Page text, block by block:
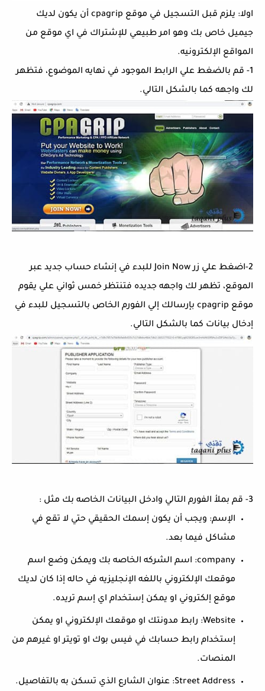
اولا: يلزم قبل التسجيل في موقع cpagrip أن يكون لديك
جيميل خاص بك وهو امر طبيعي للإشتراك في اي موقع من
المواقع الإلكترونيه.
1- قم بالضغط علي الرابط الموجود في نهايه الموضوع، فتظهر
لك واجهه كما بالشكل التالي.
2-اضغط علي زر Join Now للبدء في إنشاء حساب جديد عبر
الموقع، تظهر لك واجهه جديده فتنتظر خمس ثواني علي يقوم
موقع cpagrip بإرسالك إلي الفورم الخاص بالتسجيل للبدء في
إدخال بيانات كما بالشكل التالي.
3- قم بملأ الفورم التالي وادخل البيانات الخاصه بك مثل :
الإسم: ويجب أن يكون إسمك الحقيقي حتي لا تقع في
مشاكل فيما بعد.
company: اسم الشركه الخاصه بك ويمكن وضع اسم
موقعك الإلكتروني باللغه الإنجليزيه في حاله إذا كان لديك
موقع إلكتروني او يمكن إستخدام اي إسم تريده.
Website: رابط مدونتك او موقعك الإلكتروني او يمكن
إستخدام رابط حسابك في فيس بوك او تويتر او غيرهم من
المنصات.
Street Address: عنوان الشارع الذي تسكن به بالتفاصيل.